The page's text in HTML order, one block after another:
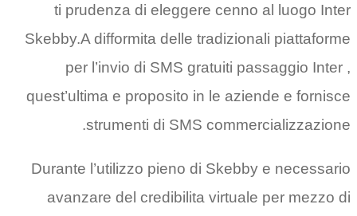
ti prudenza di eleggere
Skebby.A difformita delle
per l’invio di SMS
quest’ultima e proposito in le
strumenti di SMS
Durante l’utilizzo pieno di
avanzare del credibilita